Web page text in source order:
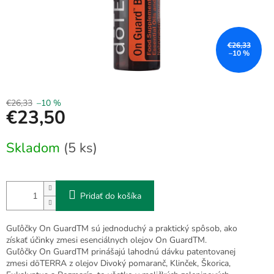
€26,33
–10 %
€26,33 –10 %
€23,50
cena:
Skladom (5 ks)
Pridať do košíka
Guľôčky On GuardTM sú jednoduchý a praktický spôsob, ako
získať účinky zmesi esenciálnych olejov On GuardTM.
Guľôčky On GuardTM prinášajú lahodnú dávku patentovanej
zmesi dōTERRA z olejov Divoký pomaranč, Klinček, Škorica,